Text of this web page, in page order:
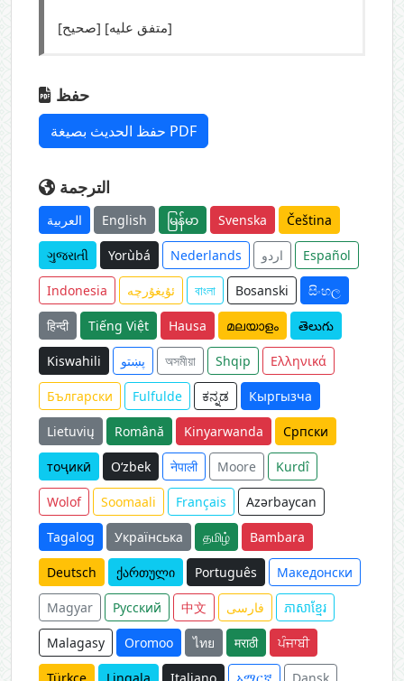
[صحیح] [متفق علیه]
حفظ
حفظ الحديث بصيغة PDF
الترجمة
العربية English မြန်မာ Svenska Čeština
ગુજરાતી Yorùbá Nederlands اردو Español
Indonesia ئۇيغۇرچە বাংলা Bosanski සිංහල
हिन्दी Tiếng Việt Hausa മലയാളം తెలుగు
Kiswahili پښتو অসমীয়া Shqip Ελληνικά
Български Fulfulde ಕನ್ನಡ Кыргызча
Lietuvių Română Kinyarwanda Српски
тоҷикӣ O‘zbek नेपाली Moore Kurdî
Wolof Soomaali Français Azərbaycan
Tagalog Українська தமிழ் Bambara
Deutsch ქართული Português Македонски
Magyar Русский 中文 فارسی ភាសាខ្មែរ
Malagasy Oromoo ไทย मराठी ਪੰਜਾਬੀ
Türkçe Lingala Italiano አማርኛ Dansk